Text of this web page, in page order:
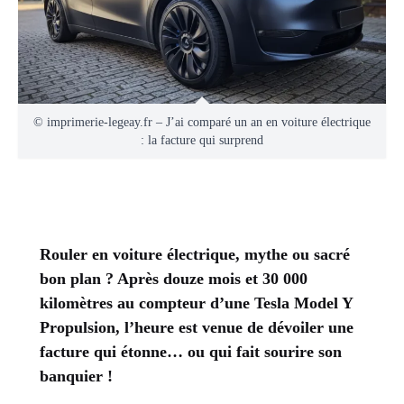
© imprimerie-legeay.fr – J’ai comparé un an en voiture électrique
: la facture qui surprend
Rouler en voiture électrique, mythe ou sacré
bon plan ? Après douze mois et 30 000
kilomètres au compteur d’une Tesla Model Y
Propulsion, l’heure est venue de dévoiler une
facture qui étonne… ou qui fait sourire son
banquier !